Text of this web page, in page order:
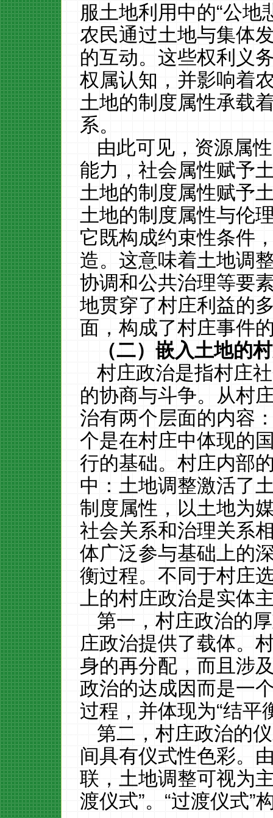
服土地利用中的“公地
农民通过土地与集体
的互动。这些权利义
权属认知，并影响着
土地的制度属性承载
系。
由此可见，资源属
能力，社会属性赋予
土地的制度属性赋予
土地的制度属性与伦
它既构成约束性条件
造。这意味着土地调
协调和公共治理等要
地贯穿了村庄利益的
面，构成了村庄事件
（二）嵌入土地的
村庄政治是指村庄
的协商与斗争。从村
治有两个层面的内容
个是在村庄中体现的
行的基础。村庄内部
中：土地调整激活了
制度属性，以土地为
社会关系和治理关系
体广泛参与基础上的
衡过程。不同于村庄
上的村庄政治是实体
第一，村庄政治的
庄政治提供了载体。
身的再分配，而且涉
政治的达成因而是一
过程，并体现为“结平
第二，村庄政治的
间具有仪式性色彩。
联，土地调整可视为
渡仪式”。“过渡仪式”